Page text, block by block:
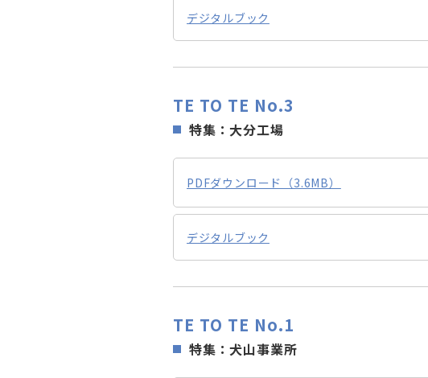
デジタルブック
TE TO TE No.3
特集：大分工場
PDFダウンロード（3.6MB）
デジタルブック
TE TO TE No.1
特集：犬山事業所